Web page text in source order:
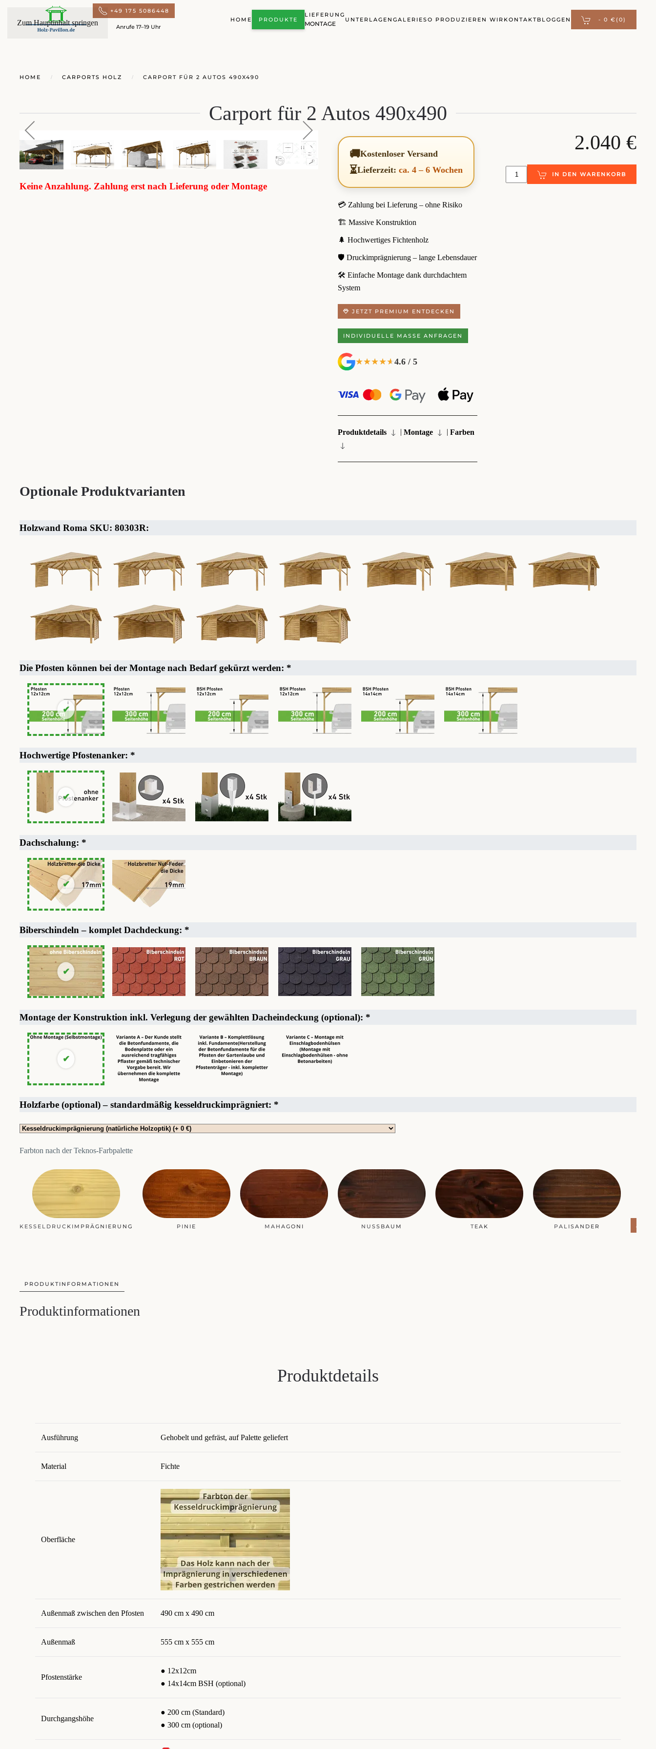
Zum Hauptinhalt springen
+49 175 5086448
Anrufe 17–19 Uhr
HOME PRODUKTE
LIEFERUNG
MONTAGE
UNTERLAGEN GALERIESO PRODUZIEREN WIR KONTAKTBLOGGEN - 0 € (0)
HOME CARPORTS HOLZ CARPORT FÜR 2 AUTOS 490X490
Carport für 2 Autos 490x490
Keine Anzahlung. Zahlung erst nach Lieferung oder Montage
🚚Kostenloser Versand
⏳Lieferzeit: ca. 4 – 6 Wochen
💳 Zahlung bei Lieferung – ohne Risiko
🏗️ Massive Konstruktion
🌲 Hochwertiges Fichtenholz
🛡️ Druckimprägnierung – lange Lebensdauer
🛠️ Einfache Montage dank durchdachtem
System
JETZT PREMIUM ENTDECKEN
INDIVIDUELLE MASSE ANFRAGEN
★★★★★
★★★★★4.6 / 5
Produktdetails | Montage | Farben
2.040 €
IN DEN WARENKORB
Optionale Produktvarianten
Holzwand Roma SKU: 80303R:
Die Pfosten können bei der Montage nach Bedarf gekürzt werden: *
Hochwertige Pfostenanker: *
Dachschalung: *
Biberschindeln – komplet Dachdeckung: *
Montage der Konstruktion inkl. Verlegung der gewählten Dacheindeckung (optional): *
Holzfarbe (optional) – standardmäßig kesseldruckimprägniert: *
Farbton nach der Teknos-Farbpalette
KESSELDRUCKIMPRÄGNIERUNG PINIE MAHAGONI NUSSBAUM TEAK PALISANDER
PRODUKTINFORMATIONEN
Produktinformationen
Produktdetails
Ausführung Gehobelt und gefräst, auf Palette geliefert
Material Fichte
Oberfläche
Außenmaß zwischen den Pfosten 490 cm x 490 cm
Außenmaß 555 cm x 555 cm
Pfostenstärke
● 12x12cm
● 14x14cm BSH (optional)
Durchgangshöhe
● 200 cm (Standard)
● 300 cm (optional)